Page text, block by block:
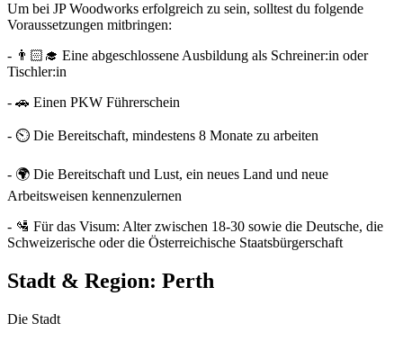
Um bei JP Woodworks erfolgreich zu sein, solltest du folgende
Voraussetzungen mitbringen:
- 👨🏻‍🎓 Eine abgeschlossene Ausbildung als Schreiner:in oder
Tischler:in
- 🚗 Einen PKW Führerschein
- ⏲️ Die Bereitschaft, mindestens 8 Monate zu arbeiten
- 🌍 Die Bereitschaft und Lust, ein neues Land und neue
Arbeitsweisen kennenzulernen
- 🛂 Für das Visum: Alter zwischen 18-30 sowie die Deutsche, die
Schweizerische oder die Österreichische Staatsbürgerschaft
Stadt & Region: Perth
Die Stadt